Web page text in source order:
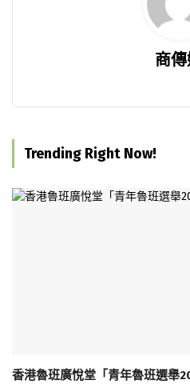
商
Trending Right Now!
香港魯班廣悅堂「青年魯班選舉